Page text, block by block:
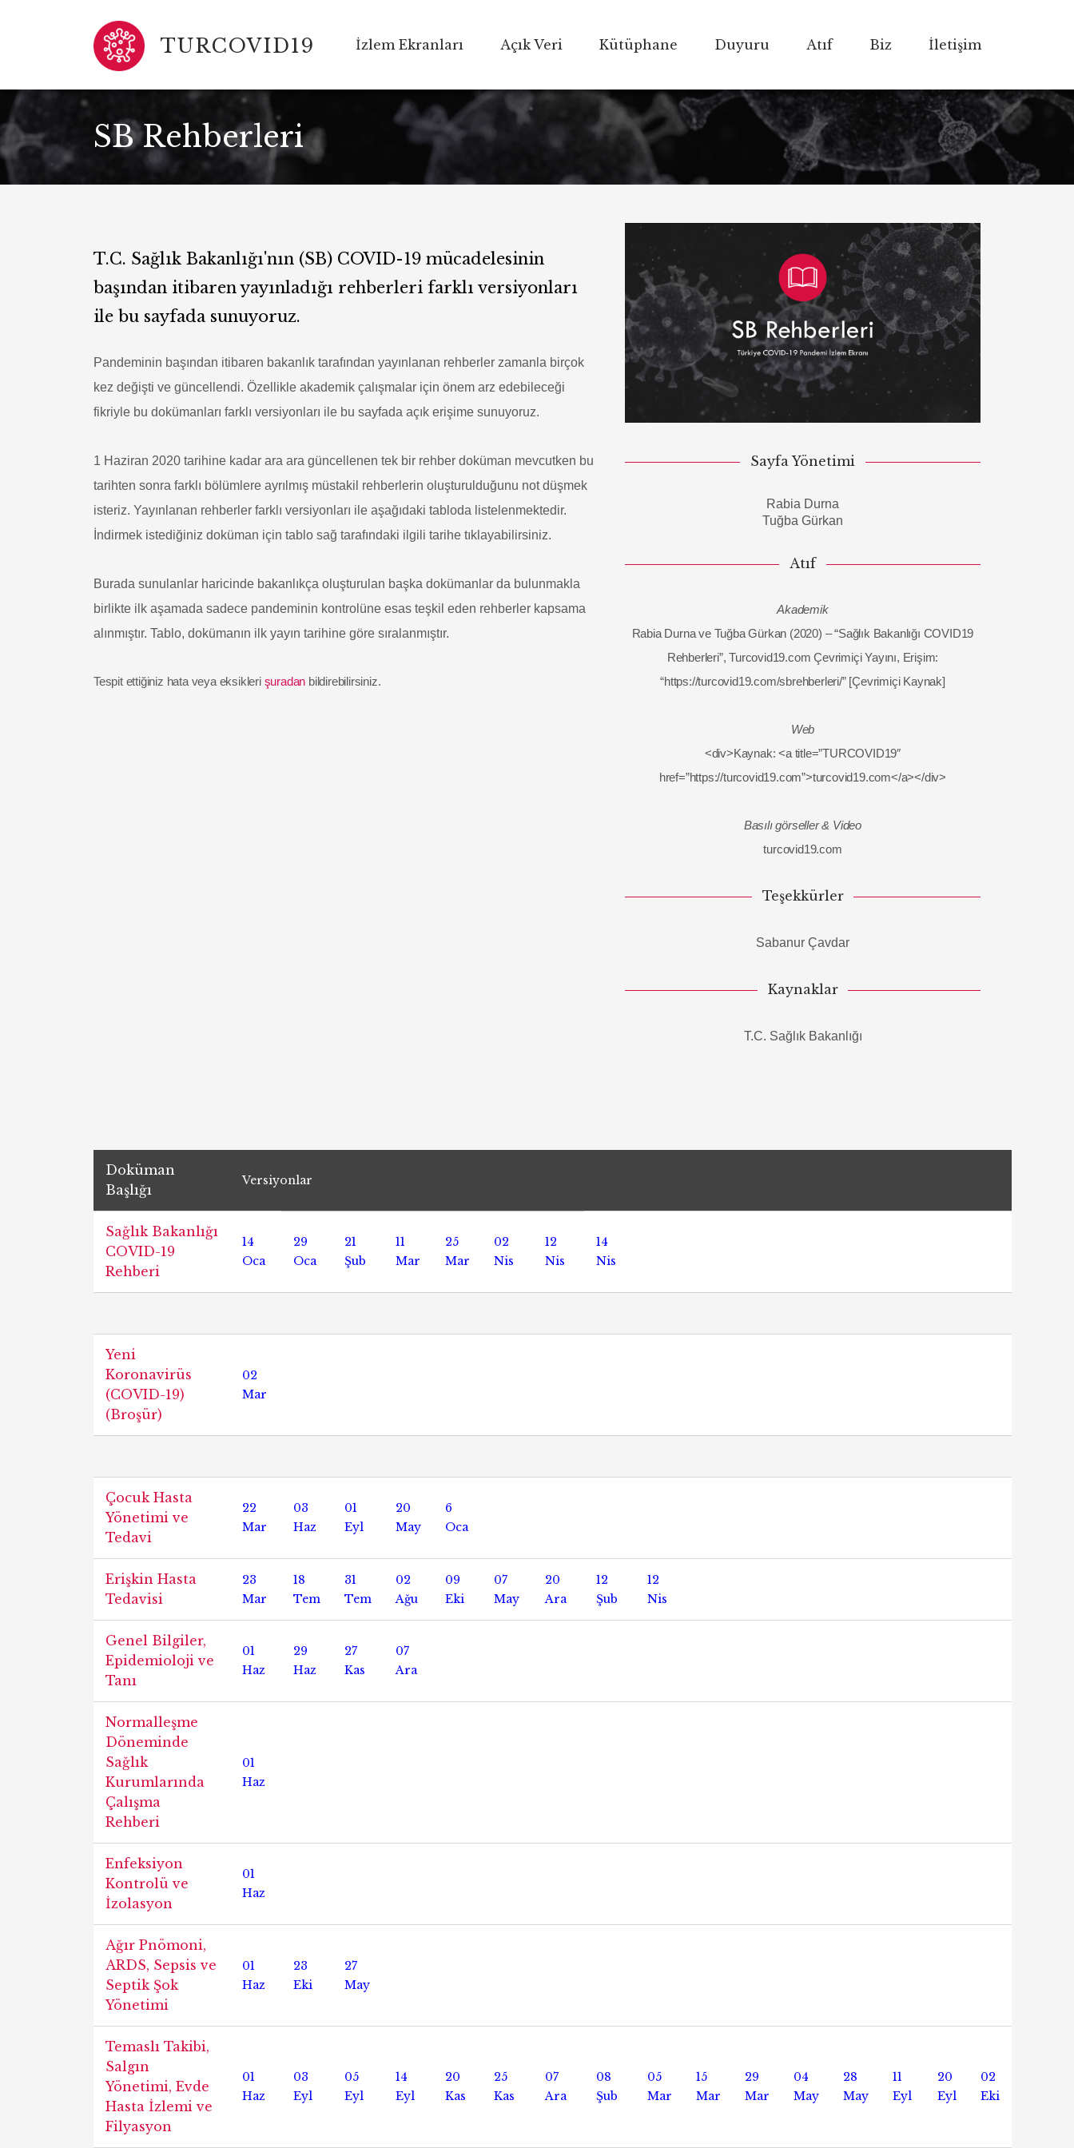
TURCOVID19 İzlem Ekranları Açık Veri Kütüphane Duyuru Atıf Biz İletişim
SB Rehberleri
T.C. Sağlık Bakanlığı'nın (SB) COVID-19 mücadelesinin
başından itibaren yayınladığı rehberleri farklı versiyonları
ile bu sayfada sunuyoruz.
Pandeminin başından itibaren bakanlık tarafından yayınlanan rehberler zamanla birçok
kez değişti ve güncellendi. Özellikle akademik çalışmalar için önem arz edebileceği
fikriyle bu dokümanları farklı versiyonları ile bu sayfada açık erişime sunuyoruz.
1 Haziran 2020 tarihine kadar ara ara güncellenen tek bir rehber doküman mevcutken bu
tarihten sonra farklı bölümlere ayrılmış müstakil rehberlerin oluşturulduğunu not düşmek
isteriz. Yayınlanan rehberler farklı versiyonları ile aşağıdaki tabloda listelenmektedir.
İndirmek istediğiniz doküman için tablo sağ tarafındaki ilgili tarihe tıklayabilirsiniz.
Burada sunulanlar haricinde bakanlıkça oluşturulan başka dokümanlar da bulunmakla
birlikte ilk aşamada sadece pandeminin kontrolüne esas teşkil eden rehberler kapsama
alınmıştır. Tablo, dokümanın ilk yayın tarihine göre sıralanmıştır.
Tespit ettiğiniz hata veya eksikleri şuradan bildirebilirsiniz.
Sayfa Yönetimi
Rabia Durna
Tuğba Gürkan
Atıf
Akademik
Rabia Durna ve Tuğba Gürkan (2020) – “Sağlık Bakanlığı COVID19
Rehberleri”, Turcovid19.com Çevrimiçi Yayını, Erişim:
“https://turcovid19.com/sbrehberleri/” [Çevrimiçi Kaynak]
Web
<div>Kaynak: <a title=”TURCOVID19″
href=”https://turcovid19.com”>turcovid19.com</a></div>
Basılı görseller & Video
turcovid19.com
Teşekkürler
Sabanur Çavdar
Kaynaklar
T.C. Sağlık Bakanlığı
Doküman
Başlığı
Versiyonlar
Sağlık Bakanlığı
COVID-19
Rehberi
14
Oca
29
Oca
21
Şub
11
Mar
25
Mar
02
Nis
12
Nis
14
Nis
Yeni
Koronavirüs
(COVID-19)
(Broşür)
02
Mar
Çocuk Hasta
Yönetimi ve
Tedavi
22
Mar
03
Haz
01
Eyl
20
May
6
Oca
Erişkin Hasta
Tedavisi
23
Mar
18
Tem
31
Tem
02
Ağu
09
Eki
07
May
20
Ara
12
Şub
12
Nis
Genel Bilgiler,
Epidemioloji ve
Tanı
01
Haz
29
Haz
27
Kas
07
Ara
Normalleşme
Döneminde
Sağlık
Kurumlarında
Çalışma
Rehberi
01
Haz
Enfeksiyon
Kontrolü ve
İzolasyon
01
Haz
Ağır Pnömoni,
ARDS, Sepsis ve
Septik Şok
Yönetimi
01
Haz
23
Eki
27
May
Temaslı Takibi,
Salgın
Yönetimi, Evde
Hasta İzlemi ve
Filyasyon
01
Haz
03
Eyl
05
Eyl
14
Eyl
20
Kas
25
Kas
07
Ara
08
Şub
05
Mar
15
Mar
29
Mar
04
May
28
May
11
Eyl
20
Eyl
02
Eki